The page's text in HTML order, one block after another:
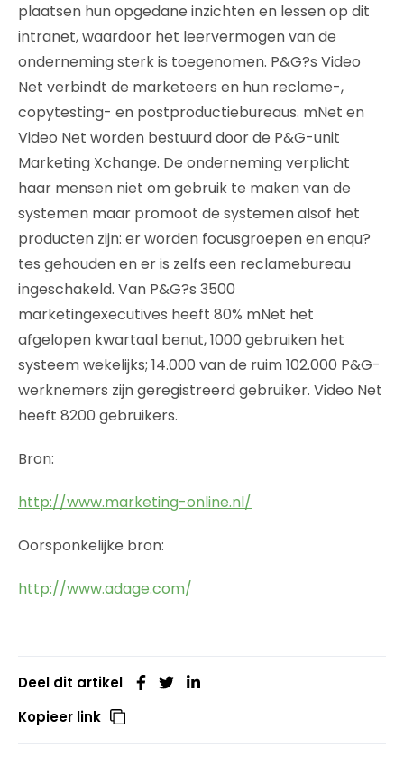
plaatsen hun opgedane inzichten en lessen op dit
intranet, waardoor het leervermogen van de
onderneming sterk is toegenomen. P&G?s Video
Net verbindt de marketeers en hun reclame-,
copytesting- en postproductiebureaus. mNet en
Video Net worden bestuurd door de P&G-unit
Marketing Xchange. De onderneming verplicht
haar mensen niet om gebruik te maken van de
systemen maar promoot de systemen alsof het
producten zijn: er worden focusgroepen en enqu?
tes gehouden en er is zelfs een reclamebureau
ingeschakeld. Van P&G?s 3500
marketingexecutives heeft 80% mNet het
afgelopen kwartaal benut, 1000 gebruiken het
systeem wekelijks; 14.000 van de ruim 102.000 P&G-
werknemers zijn geregistreerd gebruiker. Video Net
heeft 8200 gebruikers.
Bron:
http://www.marketing-online.nl/
Oorsponkelijke bron:
http://www.adage.com/
Deel dit artikel
Kopieer link